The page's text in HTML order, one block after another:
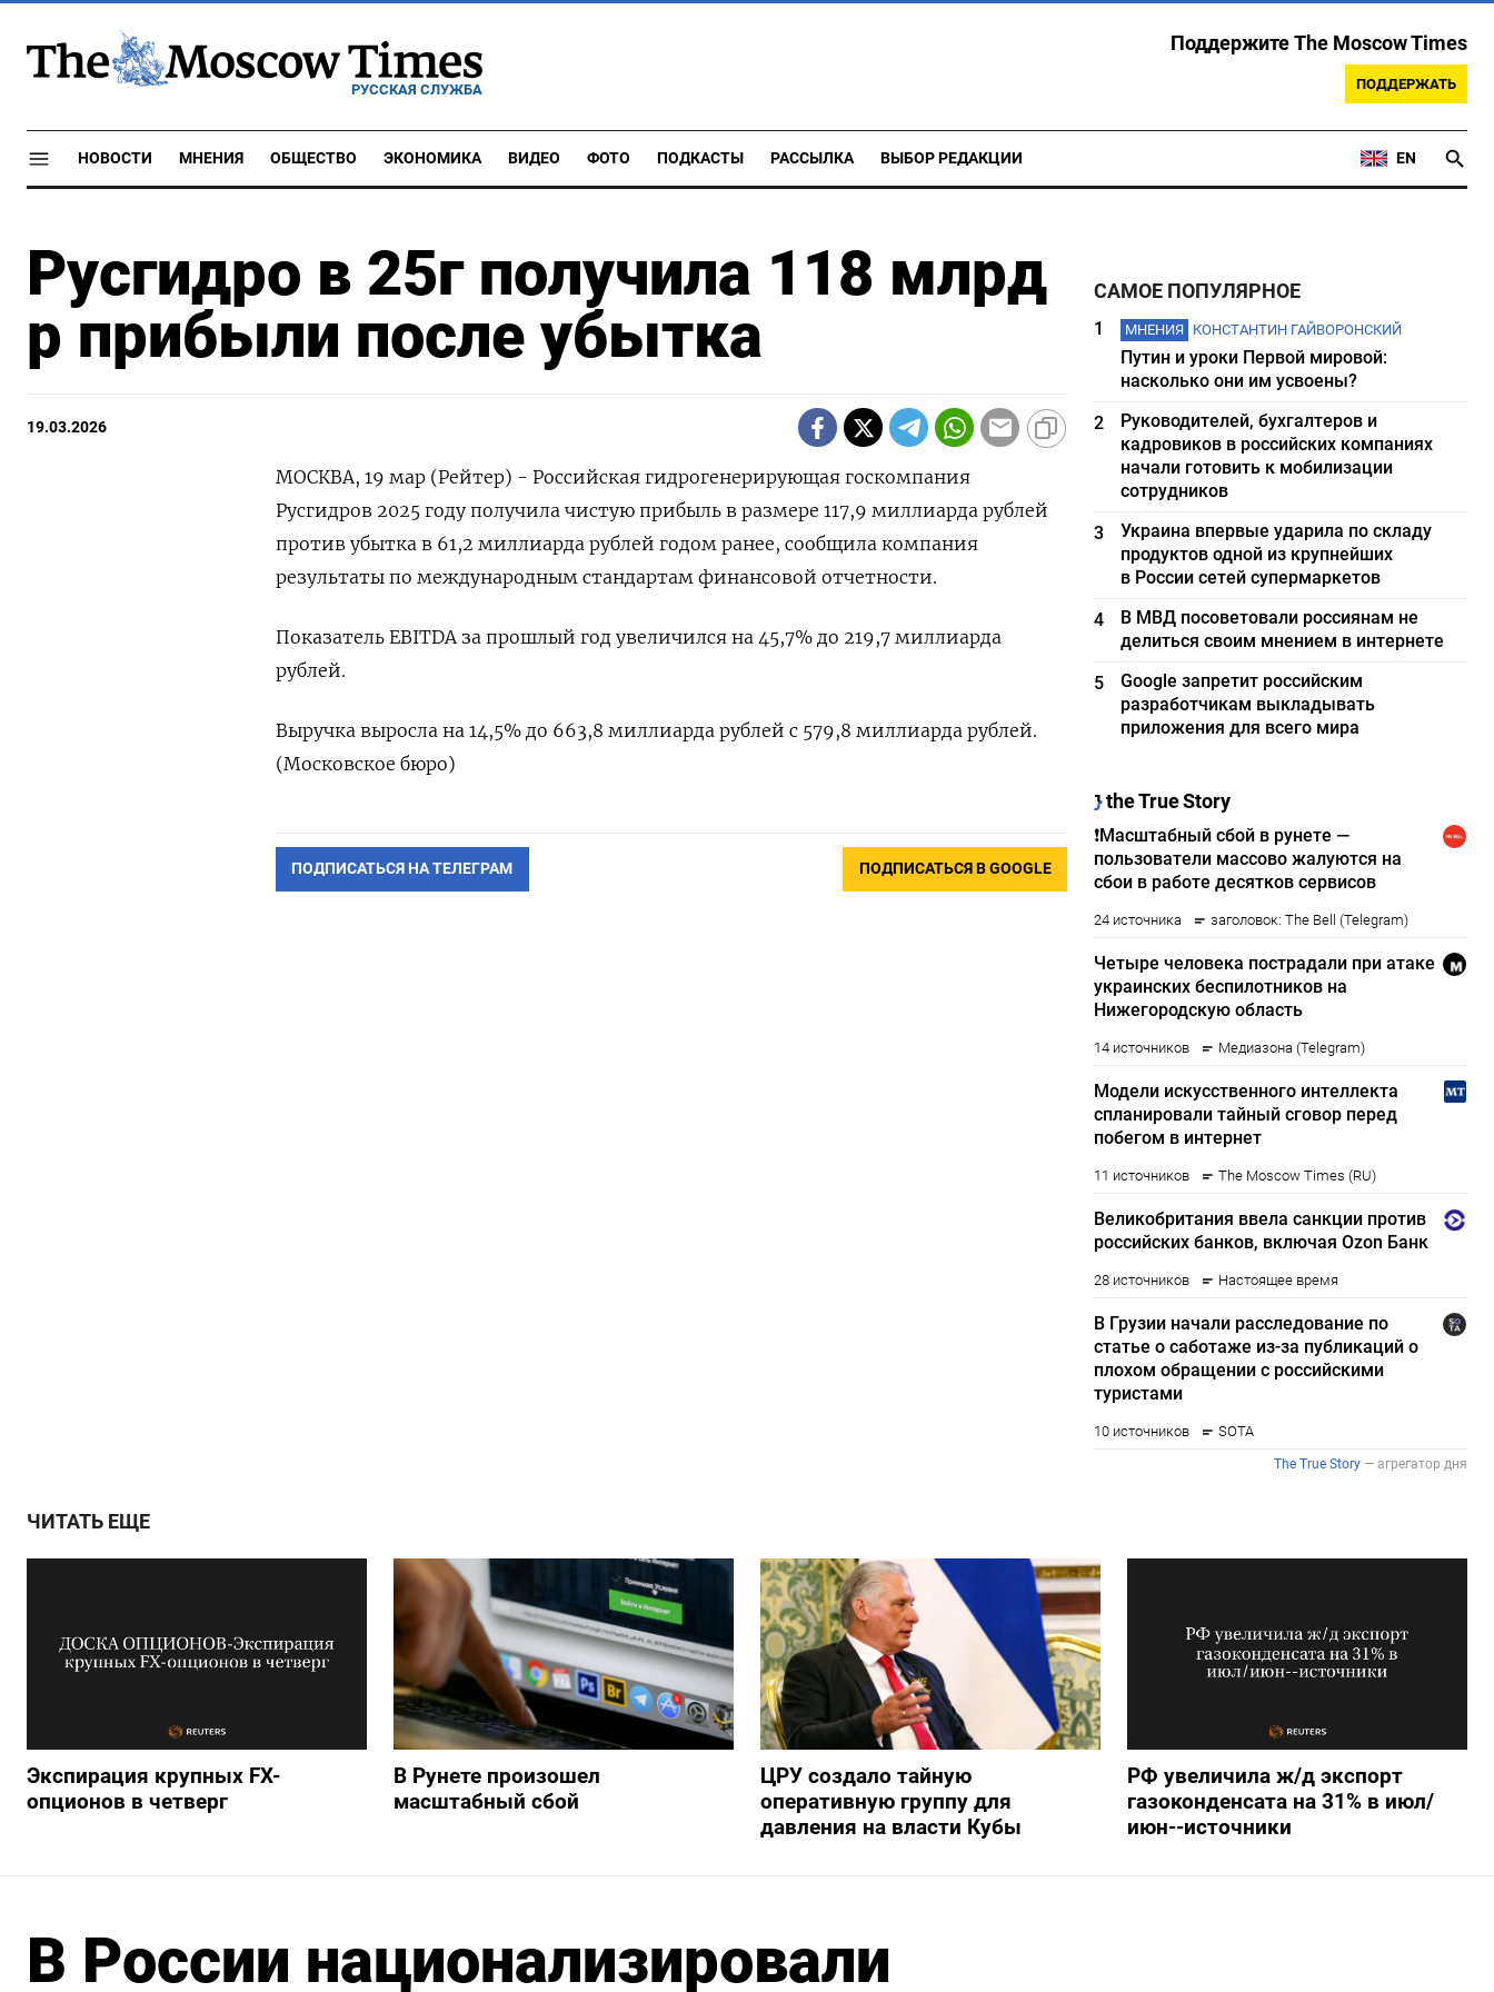
РУССКАЯ СЛУЖБА
Поддержите The Moscow Times
ПОДДЕРЖАТЬ
НОВОСТИ МНЕНИЯ ОБЩЕСТВО ЭКОНОМИКА ВИДЕО ФОТО ПОДКАСТЫ РАССЫЛКА ВЫБОР РЕДАКЦИИ EN
Русгидро в 25г получила 118 млрд
р прибыли после убытка
19.03.2026
МОСКВА, 19 мар (Рейтер) - Российская гидрогенерирующая госкомпания
‌Русгидров 2025 году ​получила чистую прибыль ​в ​размере ⁠117,9 ‌миллиарда рублей
‌против убытка в ​61,2 миллиарда ‌рублей годом ​ранее, сообщила ‌компания
результаты по международным стандартам ​финансовой ​отчетности.
Показатель ‌EBITDA за ​прошлый год увеличился на 45,7% до 219,7 миллиарда
рублей.
Выручка ​выросла ⁠на 14,5% до ‌663,8 ‌миллиарда рублей с ​579,8 миллиарда рублей.
(Московское ‌бюро)
ПОДПИСАТЬСЯ НА ТЕЛЕГРАМ ПОДПИСАТЬСЯ В GOOGLE
САМОЕ ПОПУЛЯРНОЕ
1 МНЕНИЯ КОНСТАНТИН ГАЙВОРОНСКИЙ
Путин и уроки Первой мировой:
насколько они им усвоены?
2
Руководителей, бухгалтеров и
кадровиков в российских компаниях
начали готовить к мобилизации
сотрудников
3
Украина впервые ударила по складу
продуктов одной из крупнейших
в России сетей супермаркетов
4
В МВД посоветовали россиянам не
делиться своим мнением в интернете
5
Google запретит российским
разработчикам выкладывать
приложения для всего мира
ЧИТАТЬ ЕЩЕ
Экспирация крупных FX-
опционов в четверг
В Рунете произошел
масштабный сбой
ЦРУ создало тайную
оперативную группу для
давления на власти Кубы
РФ увеличила ж/д экспорт
газоконденсата на 31% в июл/
июн--источники
В России национализировали